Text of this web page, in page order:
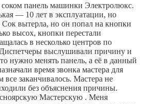
соком панель машинки Электролюкс.
— 10 лет в эксплуатации, но
Сок вытерла, но он попал на кнопки
высох, кнопки перестали
в несколько центров по
выслушивали причину и
нужно менять панель, а её в данный
время звонка мастера для
все заканчивалось. Мастера не
без объяснения причины.
Мастерскую . Меня